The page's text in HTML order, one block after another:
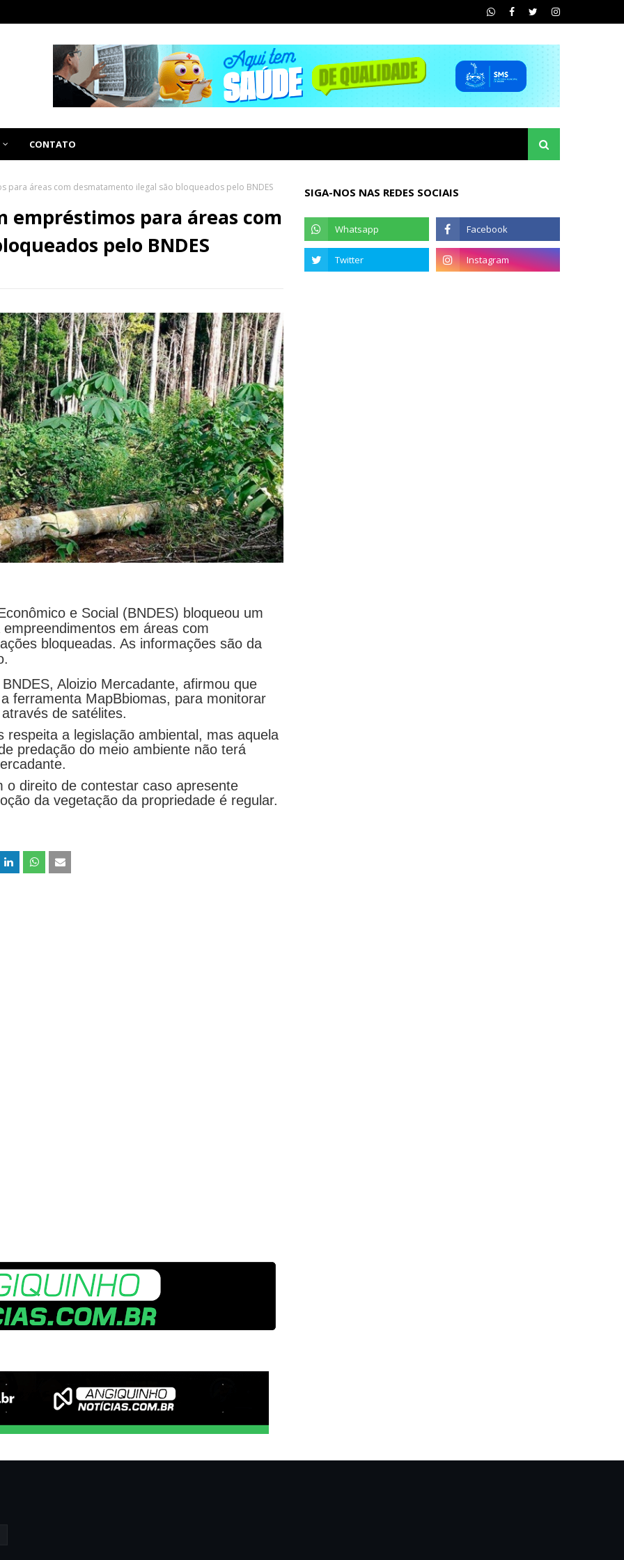
CONTATO
para áreas com desmatamento ilegal são bloqueados pelo BNDES
empréstimos para áreas com
pelo BNDES
e Social (BNDES) bloqueou um
em áreas com
bloqueadas. As informações são da
Aloizio Mercadante, afirmou que
ferramenta MapBbiomas, para monitorar
de satélites.
respeita a legislação ambiental, mas aquela
predação do meio ambiente não terá
direito de contestar caso apresente
da vegetação da propriedade é regular.
SIGA-NOS NAS REDES SOCIAIS